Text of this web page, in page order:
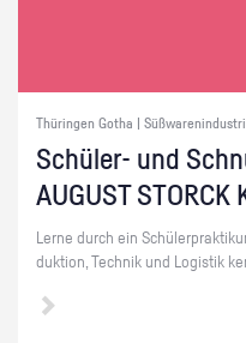
Thüringen Gotha |
Schü­ler- und
AU­GUST STORCK
Lerne durch ein
duk­ti­on, Tech­nik und Lo­gis­tik